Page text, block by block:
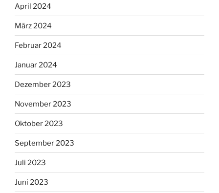
April 2024
März 2024
Februar 2024
Januar 2024
Dezember 2023
November 2023
Oktober 2023
September 2023
Juli 2023
Juni 2023